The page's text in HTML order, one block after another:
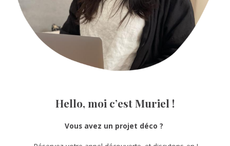
Hello, moi c’est Muriel !
Vous avez un projet déco ?